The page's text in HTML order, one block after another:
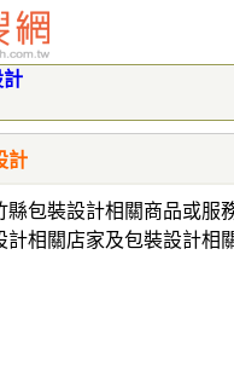
計
計
縣包裝設計相關商品或服
計相關店家及包裝設計相